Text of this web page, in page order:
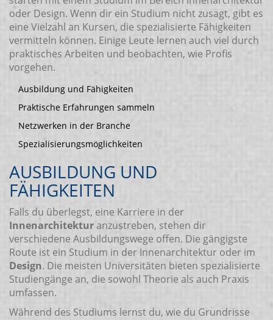
oder Design. Wenn dir ein Studium nicht zusagt, gibt es
eine Vielzahl an Kursen, die spezialisierte Fähigkeiten
vermitteln können. Einige Leute lernen auch viel durch
praktisches Arbeiten und beobachten, wie Profis
vorgehen.
Ausbildung und Fähigkeiten
Praktische Erfahrungen sammeln
Netzwerken in der Branche
Spezialisierungsmöglichkeiten
AUSBILDUNG UND
FÄHIGKEITEN
Falls du überlegst, eine Karriere in der
Innenarchitekturanzustreben, stehen dir
verschiedene Ausbildungswege offen. Die gängigste
Route ist ein Studium in der Innenarchitektur oder im
Design. Die meisten Universitäten bieten spezialisierte
Studiengänge an, die sowohl Theorie als auch Praxis
umfassen.
Während des Studiums lernst du, wie du Grundrisse